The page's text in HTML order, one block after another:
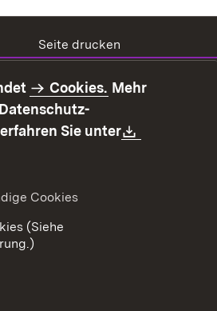
Seite drucken
Erklärung zur
Barrierefreiheit
Fehlerhaften Link melden
Cookies. Mehr
Sie unter
Cookies
(Siehe